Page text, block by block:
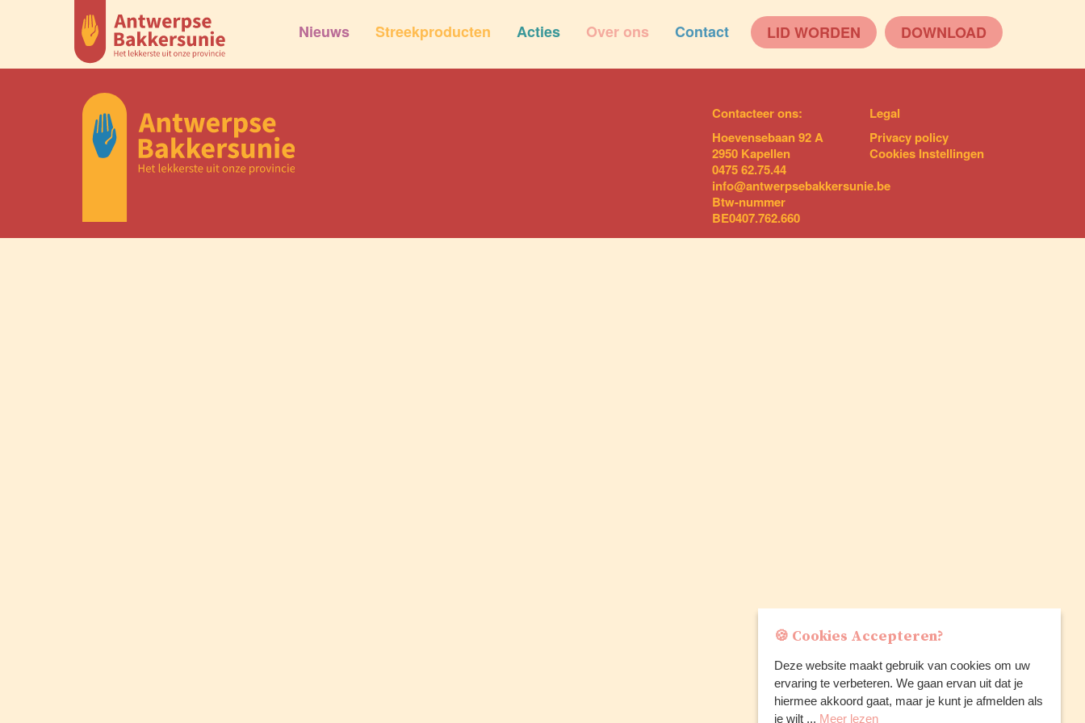
Nieuws Streekproducten Acties Over ons Contact LID WORDEN DOWNLOAD
Contacteer ons:
Hoevensebaan 92 A
2950 Kapellen
0475 62.75.44
info@antwerpsebakkersunie.be
Btw-nummer
BE0407.762.660
Legal
Privacy policy
Cookies Instellingen
🍪 Cookies Accepteren?
Deze website maakt gebruik van cookies om uw
ervaring te verbeteren. We gaan ervan uit dat je
hiermee akkoord gaat, maar je kunt je afmelden als
je wilt ... Meer lezen